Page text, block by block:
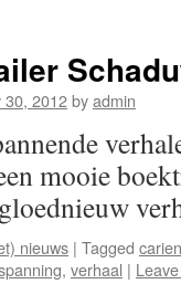
30, 2012byadmin
mooie
nieuws | Tagged
, verhaal |